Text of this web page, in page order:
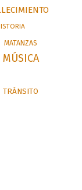
MATANZAS
MÚSICA
TRÁNSITO